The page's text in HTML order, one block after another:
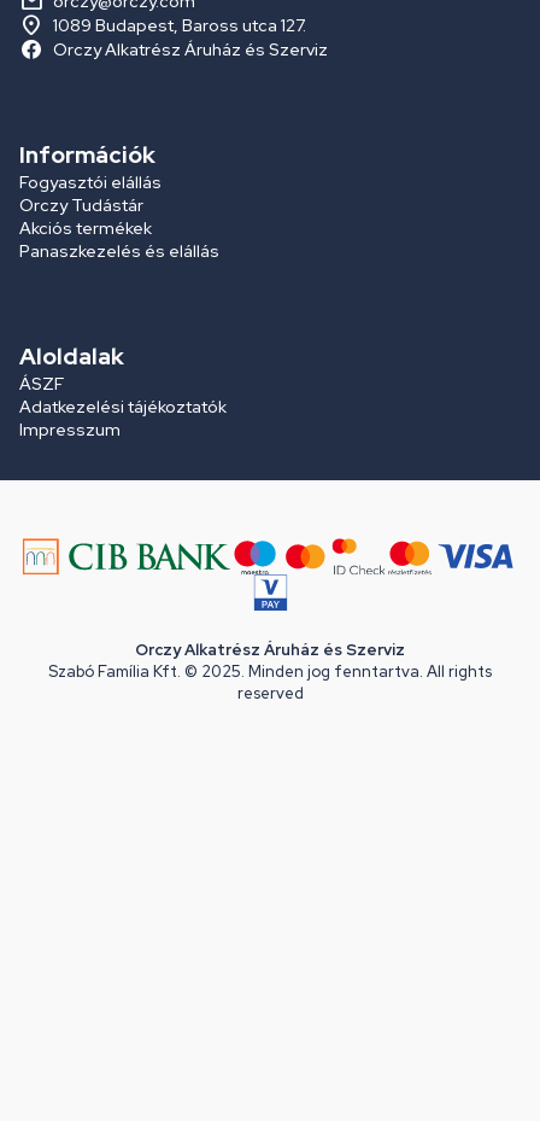
1089 Budapest, Baross utca 127.
Orczy Alkatrész Áruház és Szerviz
Információk
Fogyasztói elállás
Orczy Tudástár
Akciós termékek
Panaszkezelés és elállás
Aloldalak
ÁSZF
Adatkezelési tájékoztatók
Impresszum
Orczy Alkatrész Áruház és Szerviz
Szabó Família Kft. © 2025. Minden jog fenntartva. All rights
reserved